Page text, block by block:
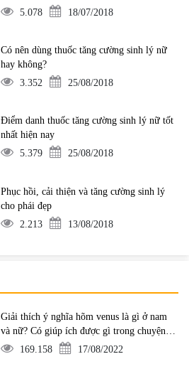
5.078
18/07/2018
Có nên dùng thuốc tăng cường sinh lý nữ
hay không?
3.352
25/08/2018
Điểm danh thuốc tăng cường sinh lý nữ tốt
nhất hiện nay
5.379
25/08/2018
Phục hồi, cải thiện và tăng cường sinh lý
cho phái đẹp
2.213
13/08/2018
Giải thích ý nghĩa hõm venus là gì ở nam
và nữ? Có giúp ích được gì trong chuyện ấy
không?169.158 17/08/2022